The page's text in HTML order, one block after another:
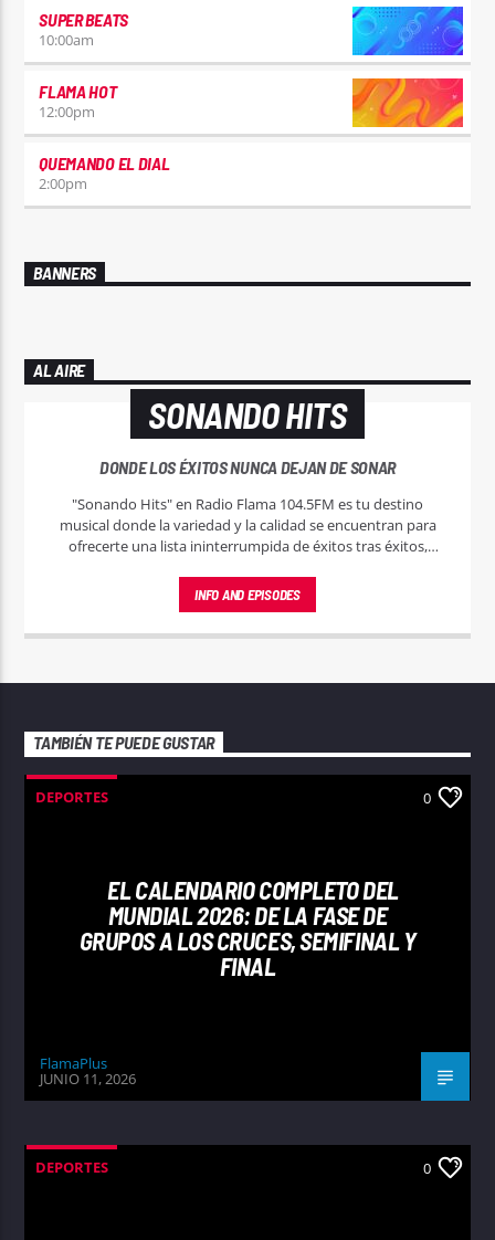
SUPER BEATS
10:00am
FLAMA HOT
12:00pm
QUEMANDO EL DIAL
2:00pm
BANNERS
AL AIRE
SONANDO HITS
DONDE LOS ÉXITOS NUNCA DEJAN DE SONAR
"Sonando Hits" en Radio Flama 104.5FM es tu destino
musical donde la variedad y la calidad se encuentran para
ofrecerte una lista ininterrumpida de éxitos tras éxitos,
INFO AND EPISODES
TAMBIÉN TE PUEDE GUSTAR
DEPORTES 0
EL CALENDARIO COMPLETO DEL
MUNDIAL 2026: DE LA FASE DE
GRUPOS A LOS CRUCES, SEMIFINAL Y
FINAL
FlamaPlus
JUNIO 11, 2026
DEPORTES 0